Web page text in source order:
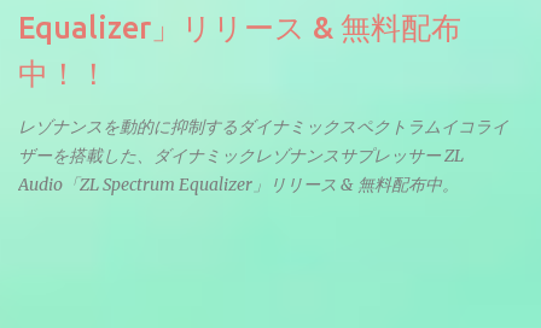
Equalizer」リリース & 無料配布
中！！
レゾナンスを動的に抑制するダイナミックスペクトラムイコライ
ザーを搭載した、ダイナミックレゾナンスサプレッサー ZL
Audio「ZL Spectrum Equalizer」リリース & 無料配布中。